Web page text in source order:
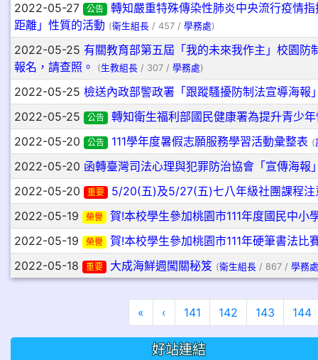
2022-05-27 公告
轉知嚴重特殊傳染性肺炎中央流行疫情
距離」性質的活動 (衛生組長 / 457 / 學務處)
2022-05-25 有關教育部第五屆「我的未來我作主」校園
報名，請查照。
(生教組長 / 307 / 學務處)
2022-05-25 檢送內政部警政署「跟蹤騷擾防制法宣導海
2022-05-25
公告
轉知衛生福利部國民健康署為提升青少
2022-05-20
公告 111學年度暑假志願服務學習活動彙整表 (
2022-05-20 函轉臺灣司法心理與犯罪防治協會「宣傳海
2022-05-20
重要
5/20(五)及5/27(五)七八年級社團課程
2022-05-19
榮譽
賀!本校學生參加桃園市111年度國民中
2022-05-19
榮譽
賀!本校學生參加桃園市111年硬筆書法比
2022-05-18
重要 大成海鮮週闖關秘笈 (衛生組長/ 867 / 學務處
« 第一頁
‹上一頁
141 142 143 144
好站連結